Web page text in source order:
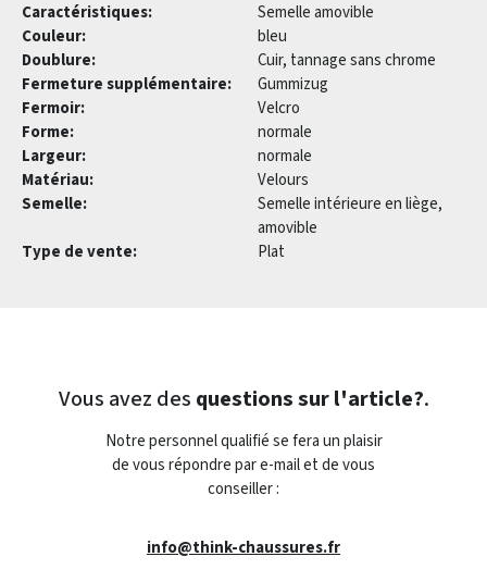
Caractéristiques:
Semelle amovible
Couleur:
bleu
Doublure:
Cuir, tannage sans chrome
Fermeture supplémentaire:
Gummizug
Fermoir:
Velcro
Forme:
normale
Largeur:
normale
Matériau:
Velours
Semelle:
Semelle intérieure en liège,
amovible
Type de vente:
Plat
Vous avez des questions sur l'article?.
Notre personnel qualifié se fera un plaisir
de vous répondre par e-mail et de vous
conseiller :
info@think-chaussures.fr